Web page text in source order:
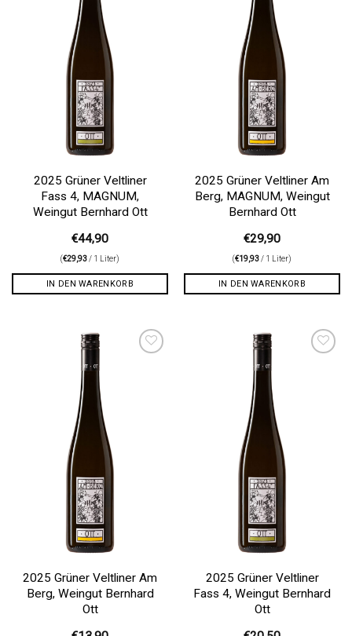
2025 Grüner Veltliner
Fass 4, MAGNUM,
Weingut Bernhard Ott
€44,90
(€29,93/ 1 Liter)
IN DEN WARENKORB
2025 Grüner Veltliner Am
Berg, MAGNUM, Weingut
Bernhard Ott
€29,90
(€19,93/ 1 Liter)
IN DEN WARENKORB
2025 Grüner Veltliner Am
Berg, Weingut Bernhard
Ott
2025 Grüner Veltliner
Fass 4, Weingut Bernhard
Ott